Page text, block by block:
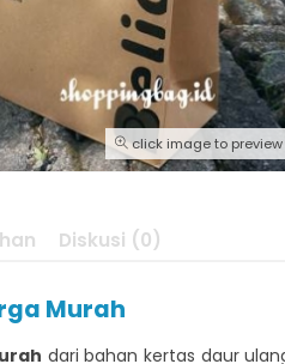
click image to preview
Diskusi (0)
Murah
dari bahan kertas daur